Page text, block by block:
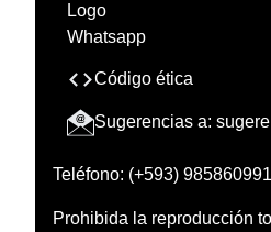
Código ética
Sugerencias a:
Teléfono: (+593)
Prohibida la reproducción